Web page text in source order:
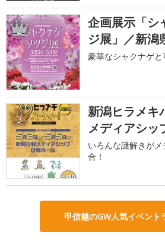
2
企画展示「シ
ジ展」／新潟
豪華なシャクナゲ
3
新潟ヒラメキ
メディアシッ
いろんな謎解きが
合！
甲信越のGW人気イベント